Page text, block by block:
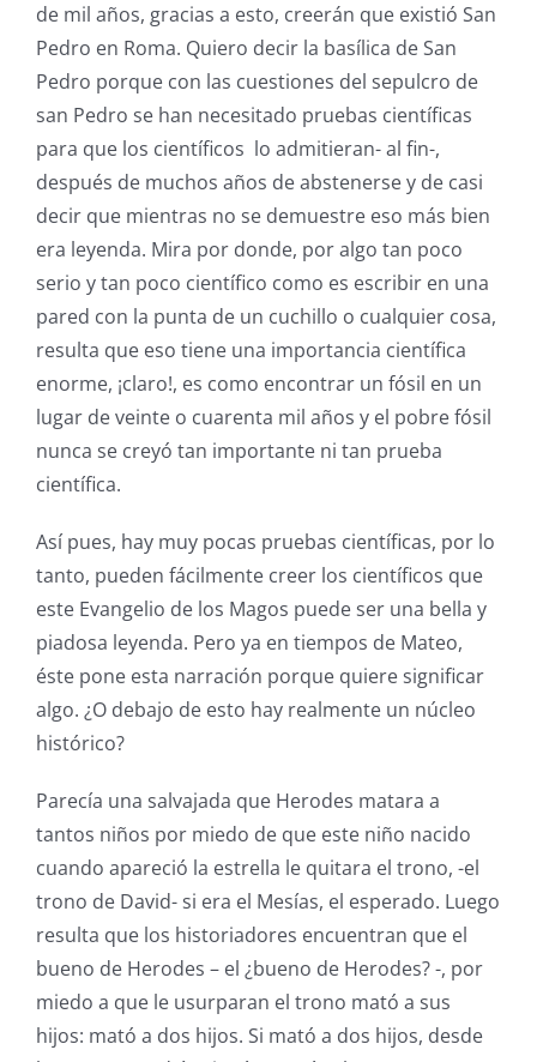
de mil años, gracias a esto, creerán que existió San
Pedro en Roma. Quiero decir la basílica de San
Pedro porque con las cuestiones del sepulcro de
san Pedro se han necesitado pruebas científicas
para que los científicos lo admitieran- al fin-,
después de muchos años de abstenerse y de casi
decir que mientras no se demuestre eso más bien
era leyenda. Mira por donde, por algo tan poco
serio y tan poco científico como es escribir en una
pared con la punta de un cuchillo o cualquier cosa,
resulta que eso tiene una importancia científica
enorme, ¡claro!, es como encontrar un fósil en un
lugar de veinte o cuarenta mil años y el pobre fósil
nunca se creyó tan importante ni tan prueba
científica.
Así pues, hay muy pocas pruebas científicas, por lo
tanto, pueden fácilmente creer los científicos que
este Evangelio de los Magos puede ser una bella y
piadosa leyenda. Pero ya en tiempos de Mateo,
éste pone esta narración porque quiere significar
algo. ¿O debajo de esto hay realmente un núcleo
histórico?
Parecía una salvajada que Herodes matara a
tantos niños por miedo de que este niño nacido
cuando apareció la estrella le quitara el trono, -el
trono de David- si era el Mesías, el esperado. Luego
resulta que los historiadores encuentran que el
bueno de Herodes – el ¿bueno de Herodes? -, por
miedo a que le usurparan el trono mató a sus
hijos: mató a dos hijos. Si mató a dos hijos, desde